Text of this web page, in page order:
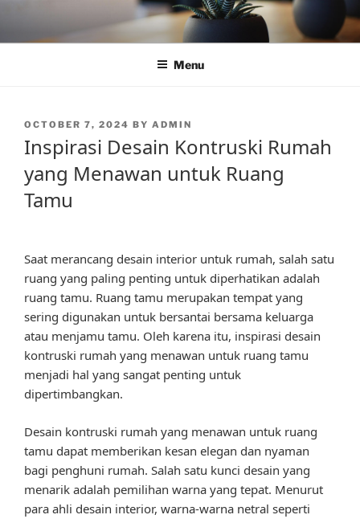
content
Menu
POSTED
OCTOBER 7, 2024 BY ADMIN
Inspirasi Desain Kontruski Rumah
yang Menawan untuk Ruang
Tamu
Saat merancang desain interior untuk rumah, salah satu
ruang yang paling penting untuk diperhatikan adalah
ruang tamu. Ruang tamu merupakan tempat yang
sering digunakan untuk bersantai bersama keluarga
atau menjamu tamu. Oleh karena itu, inspirasi desain
kontruski rumah yang menawan untuk ruang tamu
menjadi hal yang sangat penting untuk
dipertimbangkan.
Desain kontruski rumah yang menawan untuk ruang
tamu dapat memberikan kesan elegan dan nyaman
bagi penghuni rumah. Salah satu kunci desain yang
menarik adalah pemilihan warna yang tepat. Menurut
para ahli desain interior, warna-warna netral seperti